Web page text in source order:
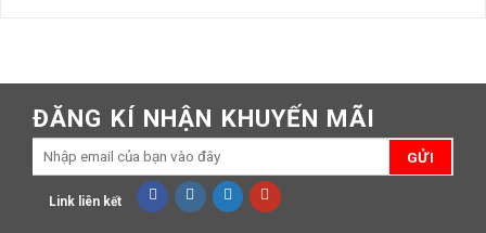
ĐĂNG KÍ NHẬN KHUYẾN MÃI
Link liên kết